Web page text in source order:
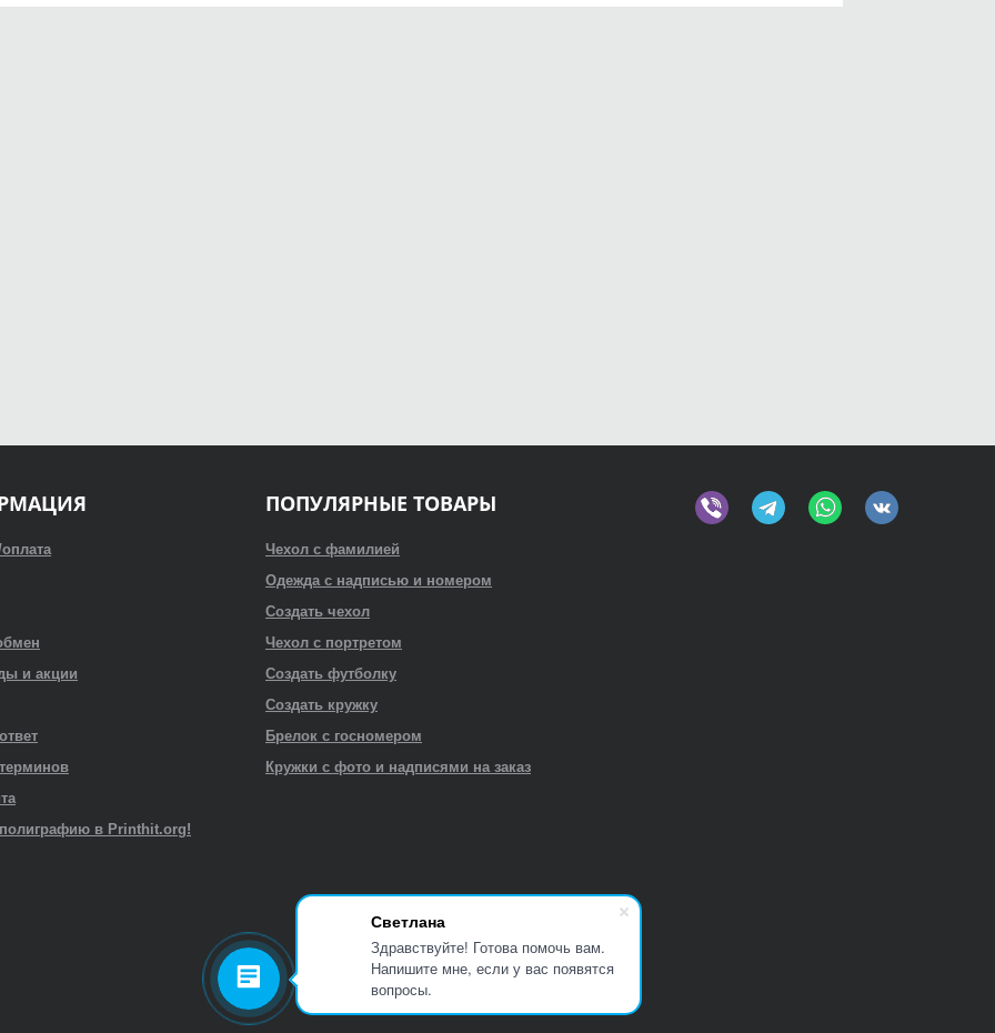
Светлана
Здравствуйте! Готова помочь вам.
Напишите мне, если у вас появятся
вопросы.
и акции
полиграфию в Printhit.org!
ПОПУЛЯРНЫЕ ТОВАРЫ
Чехол с фамилией
Одежда с надписью и номером
Создать чехол
Чехол с портретом
Создать футболку
Создать кружку
Брелок с госномером
Кружки с фото и надписями на заказ